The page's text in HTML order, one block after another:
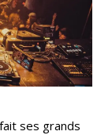
ses grands